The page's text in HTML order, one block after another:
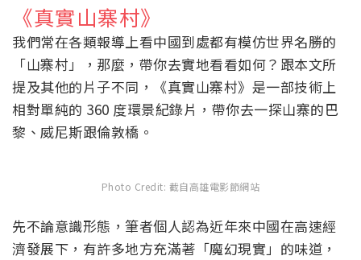
《真實山寨村》
我們常在各類報導上看中國到處都有模仿世界名勝的
「山寨村」，那麼，帶你去實地看看如何？跟本文所
提及其他的片子不同，《真實山寨村》是一部技術上
相對單純的 360 度環景紀錄片，帶你去一探山寨的巴
黎、威尼斯跟倫敦橋。
Photo Credit: 截自高雄電影節網站
先不論意識形態，筆者個人認為近年來中國在高速經
濟發展下，有許多地方充滿著「魔幻現實」的味道，